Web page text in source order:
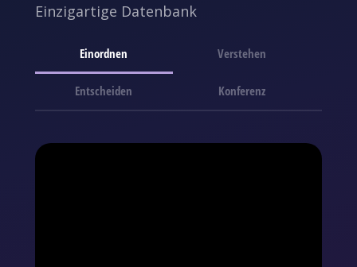
Einzigartige Datenbank
Einordnen Verstehen
Entscheiden Konferenz